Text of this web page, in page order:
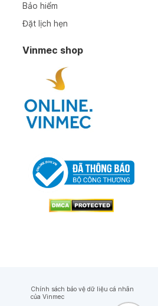
Bảo hiểm
Đặt lịch hẹn
Vinmec shop
Chính sách bảo vệ dữ liệu cá nhân
của Vinmec